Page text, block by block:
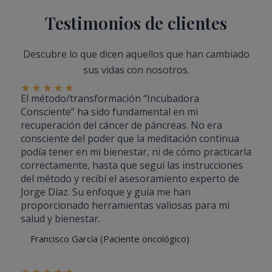
Testimonios de clientes
Descubre lo que dicen aquellos que han cambiado
sus vidas con nosotros.
★ ★ ★ ★ ★
El método/transformación “Incubadora
Consciente” ha sido fundamental en mi
recuperación del cáncer de páncreas. No era
consciente del poder que la meditación continua
podía tener en mi bienestar, ni de cómo practicarla
correctamente, hasta que seguí las instrucciones
del método y recibí el asesoramiento experto de
Jorge Díaz. Su enfoque y guía me han
proporcionado herramientas valiosas para mi
salud y bienestar.
Francisco García (Paciente oncológico)